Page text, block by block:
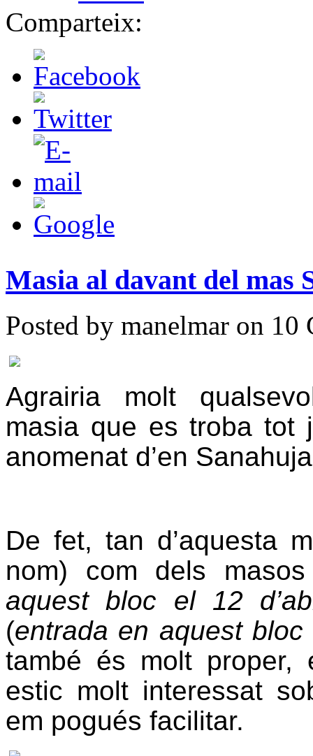
Comparteix:
Masia al davant del mas
Posted by manelmar on 10
Agrairia molt
masia que es troba tot
anomenat d’en
De fet, tan d’aquesta
nom) com dels
aquest bloc el 12
(entrada en aquest
també és molt
estic molt interessat
em pogués facilitar.